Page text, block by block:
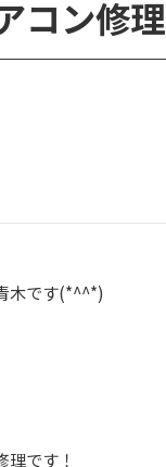
コン修理
木です(*^^*)
です！